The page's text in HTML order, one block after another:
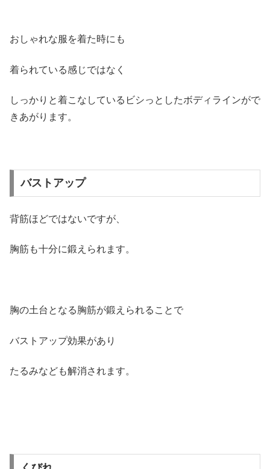
おしゃれな服を着た時にも
着られている感じではなく
しっかりと着こなしているビシっとしたボディラインがで
きあがります。
バストアップ
背筋ほどではないですが、
胸筋も十分に鍛えられます。
胸の土台となる胸筋が鍛えられることで
バストアップ効果があり
たるみなども解消されます。